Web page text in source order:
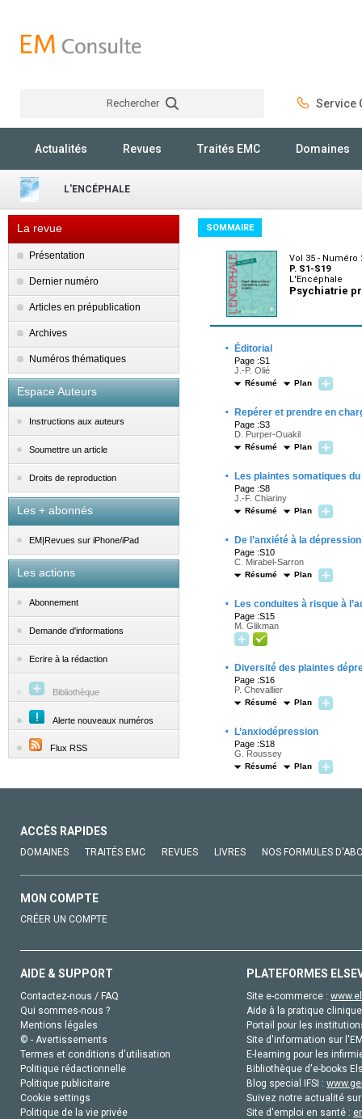
Rechercher Service
Actualités Revues Traités EMC Domaines
L'ENCÉPHALE
La revue
Présentation
Dernier numéro
Articles en prépublication
Archives
Numéros thématiques
Espace Auteurs
Instructions aux auteurs
Soumettre un article
Droits de reproduction
Les + abonnés
EM|Revues sur iPhone/iPad
Les actions
Abonnement
Demande d'informations
Ecrire à la rédaction
Bibliothèque
Alerte nouveaux numéros
Flux RSS
SOMMAIRE
Vol 35 - Numéro
P. S1-S19
L'Encéphale
Psychiatrie
· Éditorial
Page :S1
J.-P. Olié
Résumé Plan
· Repérer et prendre en
Page :S3
D. Purper-Ouakil
Résumé Plan
· Les plaintes somatiques
Page :S8
J.-F. Chiariny
Résumé Plan
· De l’anxiété à la dépression
Page :S10
C. Mirabel-Sarron
Résumé Plan
· Les conduites à risque à
Page :S15
M. Glikman
· Diversité des plaintes
Page :S16
P. Chevallier
Résumé Plan
· L’anxiodépression
Page :S18
G. Roussey
Résumé Plan
ACCÈS RAPIDES
DOMAINES TRAITÉS EMC REVUES LIVRES NOS FORMULES
MON COMPTE
CRÉER UN COMPTE
AIDE & SUPPORT
Contactez-nous / FAQ
Qui sommes-nous ?
Mentions légales
© - Avertissements
Termes et conditions d'utilisation
Politique rédactionnelle
Politique publicitaire
Cookie settings
Politique de la vie privée
PLATEFORMES
Site e-commerce :
Aide à la pratique
Portail pour les
Site d'information sur
E-learning pour les
Bibliothèque d'e-books
Blog special IFSI :
Suivez notre actualité
Site d'emploi en santé :